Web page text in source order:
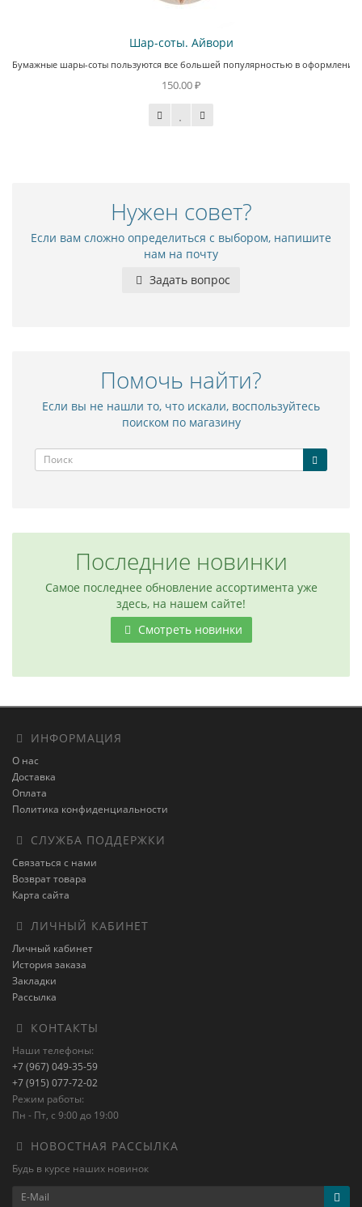
Шар-соты. Айвори
Бумажные шары-соты пользуются все большей популярностью в оформлении
150.00 ₽
Нужен совет?
Если вам сложно определиться с выбором, напишите
нам на почту
Задать вопрос
Помочь найти?
Если вы не нашли то, что искали, воспользуйтесь
поиском по магазину
Последние новинки
Самое последнее обновление ассортимента уже
здесь, на нашем сайте!
Смотреть новинки
ИНФОРМАЦИЯ
О нас
Доставка
Оплата
Политика конфиденциальности
СЛУЖБА ПОДДЕРЖКИ
Связаться с нами
Возврат товара
Карта сайта
ЛИЧНЫЙ КАБИНЕТ
Личный кабинет
История заказа
Закладки
Рассылка
КОНТАКТЫ
Наши телефоны:
+7 (967) 049-35-59
+7 (915) 077-72-02
Режим работы:
Пн - Пт, с 9:00 до 19:00
НОВОСТНАЯ РАССЫЛКА
Будь в курсе наших новинок